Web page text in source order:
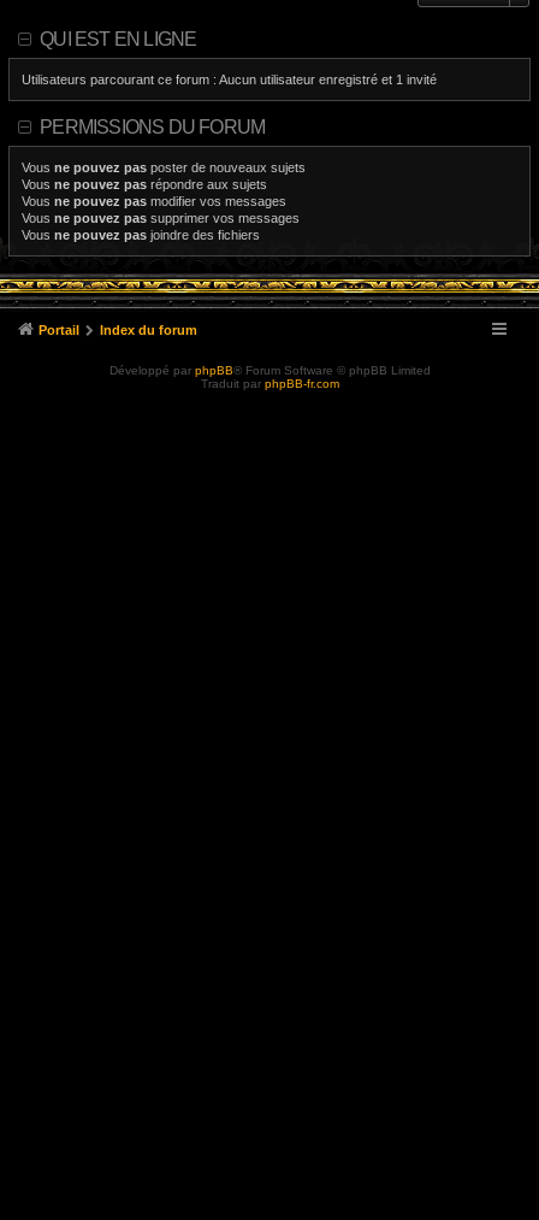
QUI EST EN LIGNE
Utilisateurs parcourant ce forum : Aucun utilisateur enregistré et 1 invité
PERMISSIONS DU FORUM
Vous ne pouvez pas poster de nouveaux sujets
Vous ne pouvez pas répondre aux sujets
Vous ne pouvez pas modifier vos messages
Vous ne pouvez pas supprimer vos messages
Vous ne pouvez pas joindre des fichiers
Portail Index du forum
Développé par phpBB® Forum Software © phpBB Limited
Traduit par phpBB-fr.com